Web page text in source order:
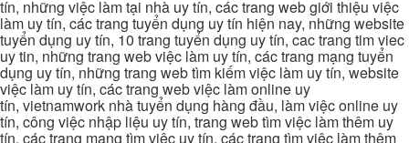
tín, những việc làm tại nhà uy tín, các trang web giới thiệu việc
làm uy tín, các trang tuyển dụng uy tín hiện nay, những website
tuyển dụng uy tín, 10 trang tuyển dụng uy tín, cac trang tim viec
uy tin, những trang web việc làm uy tín, các trang mạng tuyển
dụng uy tín, những trang web tìm kiếm việc làm uy tín, website
việc làm uy tín, các trang web việc làm online uy
tín, vietnamwork nhà tuyển dụng hàng đầu, làm việc online uy
tín, công việc nhập liệu uy tín, trang web tìm việc làm thêm uy
tín, các trang mạng tìm việc uy tín, các trang tìm việc làm thêm